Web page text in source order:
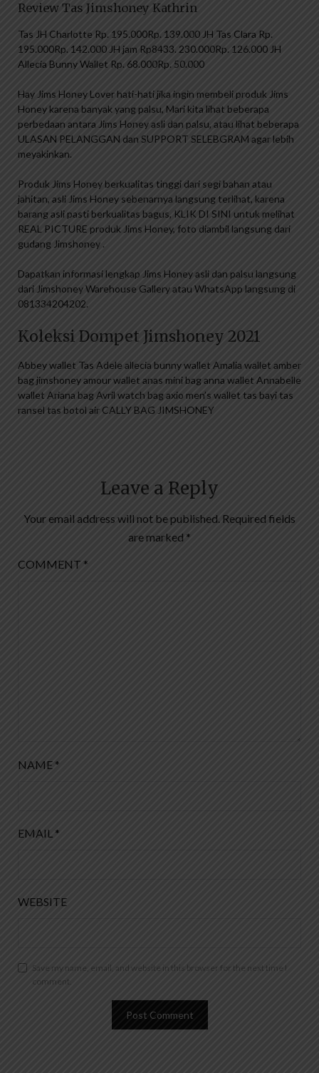
Review Tas Jimshoney Kathrin
Tas JH Charlotte Rp. 195.000Rp. 139.000 JH Tas Clara Rp.
195.000Rp. 142.000 JH jam Rp8433. 230.000Rp. 126.000 JH
Allecia Bunny Wallet Rp. 68.000Rp. 50.000
Hay Jims Honey Lover hati-hati jika ingin membeli produk Jims
Honey karena banyak yang palsu, Mari kita lihat beberapa
perbedaan antara Jims Honey asli dan palsu, atau lihat beberapa
ULASAN PELANGGAN dan SUPPORT SELEBGRAM agar lebih
meyakinkan.
Produk Jims Honey berkualitas tinggi dari segi bahan atau
jahitan, asli Jims Honey sebenarnya langsung terlihat, karena
barang asli pasti berkualitas bagus, KLIK DI SINI untuk melihat
REAL PICTURE produk Jims Honey, foto diambil langsung dari
gudang Jimshoney .
Dapatkan informasi lengkap Jims Honey asli dan palsu langsung
dari Jimshoney Warehouse Gallery atau WhatsApp langsung di
081334204202.
Koleksi Dompet Jimshoney 2021
Abbey wallet Tas Adele allecia bunny wallet Amalia wallet amber
bag jimshoney amour wallet anas mini bag anna wallet Annabelle
wallet Ariana bag Avril watch bag axio men’s wallet tas bayi tas
ransel tas botol air CALLY BAG JIMSHONEY
Leave a Reply
Your email address will not be published. Required fields
are marked *
COMMENT *
NAME *
EMAIL *
WEBSITE
Save my name, email, and website in this browser for the next time I
comment.